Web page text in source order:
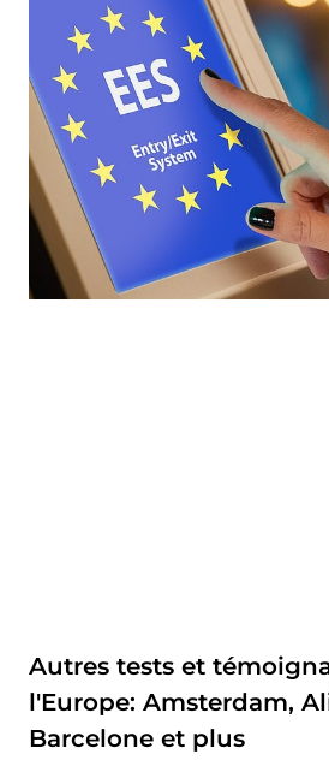
Autres tests et
l'Europe: Amsterdam,
Barcelone et plus